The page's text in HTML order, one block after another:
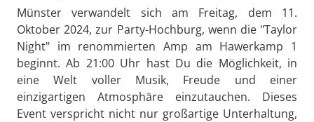
Münster verwandelt sich am Freitag, dem 11.
Oktober 2024, zur Party-Hochburg, wenn die "Taylor
Night" im renommierten Amp am Hawerkamp 1
beginnt. Ab 21:00 Uhr hast Du die Möglichkeit, in
eine Welt voller Musik, Freude und einer
einzigartigen Atmosphäre einzutauchen. Dieses
Event verspricht nicht nur großartige Unterhaltung,